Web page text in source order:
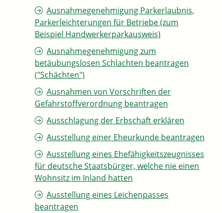
Ausnahmegenehmigung Parkerlaubnis,
Parkerleichterungen für Betriebe (zum
Beispiel Handwerkerparkausweis)
Ausnahmegenehmigung zum
betäubungslosen Schlachten beantragen
("Schächten")
Ausnahmen von Vorschriften der
Gefahrstoffverordnung beantragen
Ausschlagung der Erbschaft erklären
Ausstellung einer Eheurkunde beantragen
Ausstellung eines Ehefähigkeitszeugnisses
für deutsche Staatsbürger, welche nie einen
Wohnsitz im Inland hatten
Ausstellung eines Leichenpasses
beantragen